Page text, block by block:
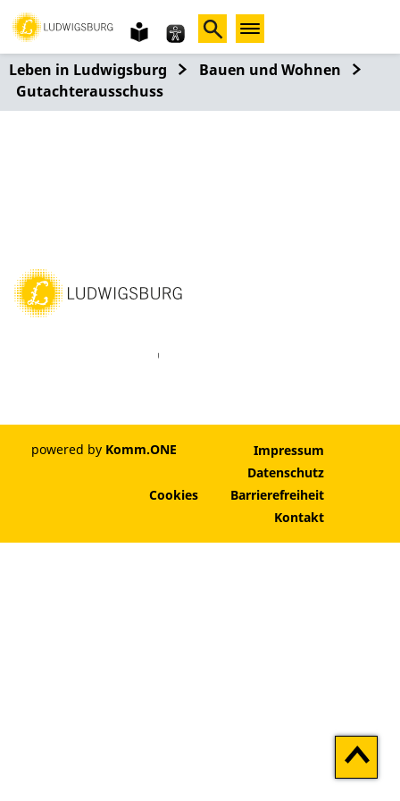
Gebärdensprache
leichte
Sprache
Leben in Ludwigsburg
Bauen und Wohnen
Gutachterausschuss
LinkedIn
powered by Komm.ONE
Impressum
Datenschutz
Cookies
Barrierefreiheit
Kontakt
Zum